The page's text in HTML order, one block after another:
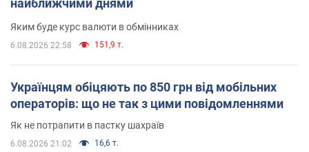
найближчими днями
Яким буде курс валюти в обмінниках
6.08.2026 22:58 151,9 т.
Українцям обіцяють по 850 грн від мобільних
операторів: що не так з цими повідомленнями
Як не потрапити в пастку шахраїв
6.08.2026 21:02 16,6 т.